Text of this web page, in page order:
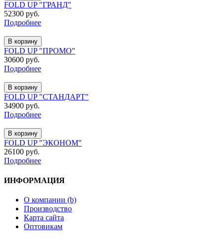
FOLD UP "ГРАНД"
52300 руб.
Подробнее
В корзину
FOLD UP "ПРОМО"
30600 руб.
Подробнее
В корзину
FOLD UP "СТАНДАРТ"
34900 руб.
Подробнее
В корзину
FOLD UP "ЭКОНОМ"
26100 руб.
Подробнее
ИНФОРМАЦИЯ
О компании (b)
Производство
Карта сайта
Оптовикам